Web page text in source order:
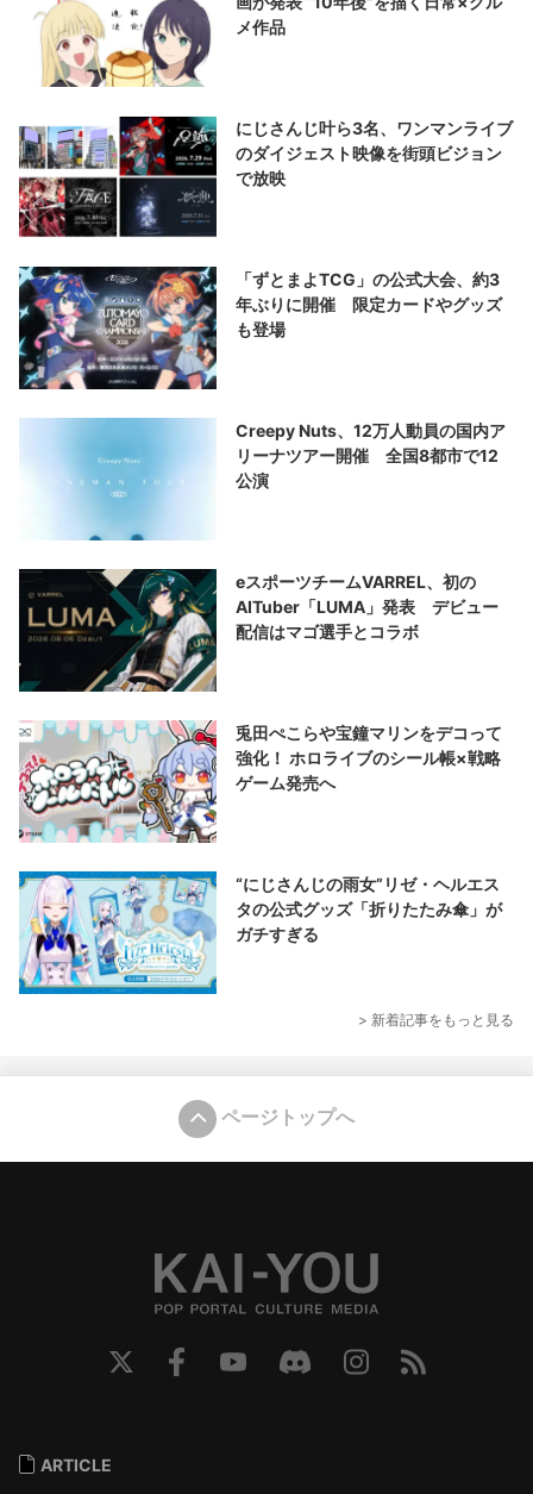
メ作品
にじさんじ叶ら3名、ワンマンライブ
のダイジェスト映像を街頭ビジョン
で放映
「ずとまよTCG」の公式大会、約3
年ぶりに開催 限定カードやグッズ
も登場
Creepy Nuts、12万人動員の国内ア
リーナツアー開催 全国8都市で12
公演
eスポーツチームVARREL、初の
AITuber「LUMA」発表 デビュー
配信はマゴ選手とコラボ
兎田ぺこらや宝鐘マリンをデコって
強化！ ホロライブのシール帳×戦略
ゲーム発売へ
“にじさんじの雨女”リゼ・ヘルエス
タの公式グッズ「折りたたみ傘」が
ガチすぎる
> 新着記事をもっと見る
ページトップへ
ARTICLE